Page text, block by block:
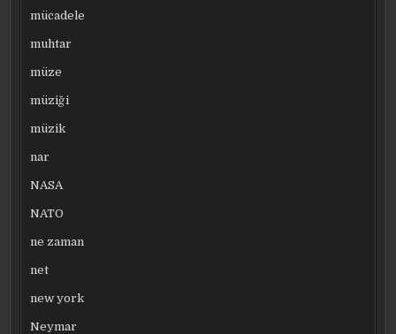
mücadele
muhtar
müze
müziği
müzik
nar
NASA
NATO
ne zaman
net
new york
Neymar